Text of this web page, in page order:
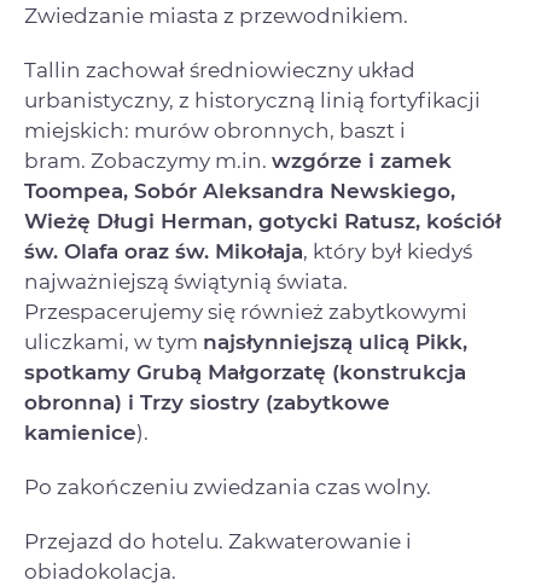
Zwiedzanie miasta z przewodnikiem.
Tallin zachował średniowieczny układ
urbanistyczny, z historyczną linią fortyfikacji
miejskich: murów obronnych, baszt i
bram. Zobaczymy m.in. wzgórze i zamek
Toompea, Sobór Aleksandra Newskiego,
Wieżę Długi Herman, gotycki Ratusz, kościół
św. Olafa oraz św. Mikołaja, który był kiedyś
najważniejszą świątynią świata.
Przespacerujemy się również zabytkowymi
uliczkami, w tym najsłynniejszą ulicą Pikk,
spotkamy Grubą Małgorzatę (konstrukcja
obronna) i Trzy siostry (zabytkowe
kamienice).
Po zakończeniu zwiedzania czas wolny.
Przejazd do hotelu. Zakwaterowanie i
obiadokolacja.